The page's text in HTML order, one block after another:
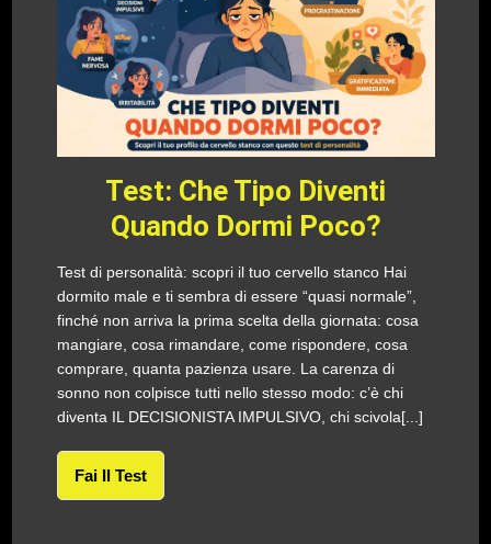
Test: Che Tipo Diventi
Quando Dormi Poco?
Test di personalità: scopri il tuo cervello stanco Hai
dormito male e ti sembra di essere “quasi normale”,
finché non arriva la prima scelta della giornata: cosa
mangiare, cosa rimandare, come rispondere, cosa
comprare, quanta pazienza usare. La carenza di
sonno non colpisce tutti nello stesso modo: c’è chi
diventa IL DECISIONISTA IMPULSIVO, chi scivola[...]
Fai Il Test